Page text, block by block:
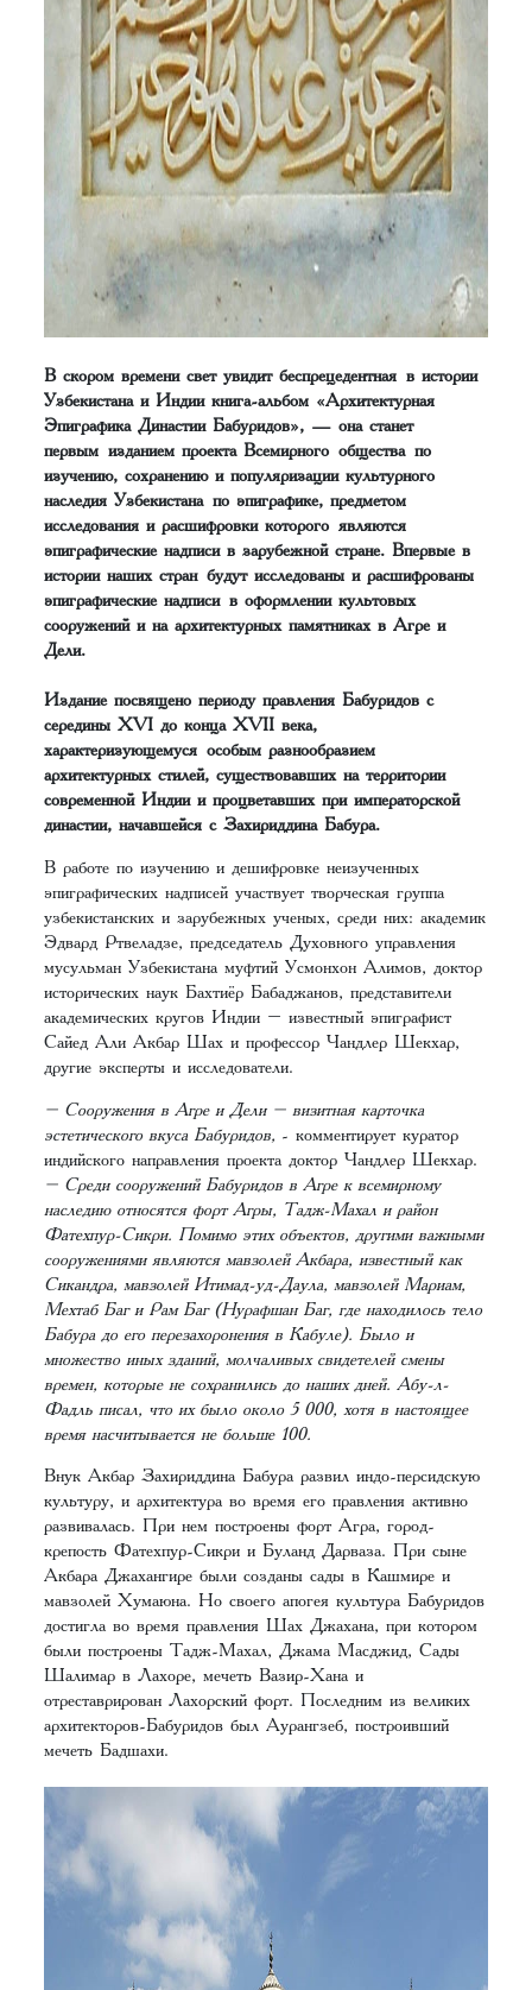
В скором времени свет увидит беспрецедентная в истории
Узбекистана и Индии книга-альбом «Архитектурная
Эпиграфика Династии Бабуридов», — она станет
первым изданием проекта Всемирного общества по
изучению, сохранению и популяризации культурного
наследия Узбекистана по эпиграфике, предметом
исследования и расшифровки которого являются
эпиграфические надписи в зарубежной стране. Впервые в
истории наших стран будут исследованы и расшифрованы
эпиграфические надписи в оформлении культовых
сооружений и на архитектурных памятниках в Агре и
Дели.
Издание посвящено периоду правления Бабуридов с
середины XVI до конца XVII века,
характеризующемуся особым разнообразием
архитектурных стилей, существовавших на территории
современной Индии и процветавших при императорской
династии, начавшейся с Захириддина Бабура.
В работе по изучению и дешифровке неизученных
эпиграфических надписей участвует творческая группа
узбекистанских и зарубежных ученых, среди них: академик
Эдвард Ртвеладзе, председатель Духовного управления
мусульман Узбекистана муфтий Усмонхон Алимов, доктор
исторических наук Бахтиёр Бабаджанов, представители
академических кругов Индии – известный эпиграфист
Сайед Али Акбар Шах и профессор Чандлер Шекхар,
другие эксперты и исследователи.
– Сооружения в Агре и Дели – визитная карточка
эстетического вкуса Бабуридов, - комментирует куратор
индийского направления проекта доктор Чандлер Шекхар.
– Среди сооружений Бабуридов в Агре к всемирному
наследию относятся форт Агры, Тадж-Махал и район
Фатехпур-Сикри. Помимо этих объектов, другими важными
сооружениями являются мавзолей Акбара, известный как
Сикандра, мавзолей Итимад-уд-Даула, мавзолей Мариам,
Мехтаб Баг и Рам Баг (Нурафшан Баг, где находилось тело
Бабура до его перезахоронения в Кабуле). Было и
множество иных зданий, молчаливых свидетелей смены
времен, которые не сохранились до наших дней. Абу-л-
Фадль писал, что их было около 5 000, хотя в настоящее
время насчитывается не больше 100.
Внук Акбар Захириддина Бабура развил индо-персидскую
культуру, и архитектура во время его правления активно
развивалась. При нем построены форт Агра, город-
крепость Фатехпур-Сикри и Буланд Дарваза. При сыне
Акбара Джахангире были созданы сады в Кашмире и
мавзолей Хумаюна. Но своего апогея культура Бабуридов
достигла во время правления Шах Джахана, при котором
были построены Тадж-Махал, Джама Масджид, Сады
Шалимар в Лахоре, мечеть Вазир-Хана и
отреставрирован Лахорский форт. Последним из великих
архитекторов-Бабуридов был Аурангзеб, построивший
мечеть Бадшахи.